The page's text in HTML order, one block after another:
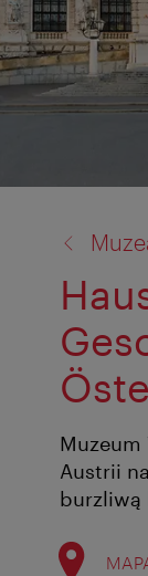
Muzeum
Austrii
burzliwą